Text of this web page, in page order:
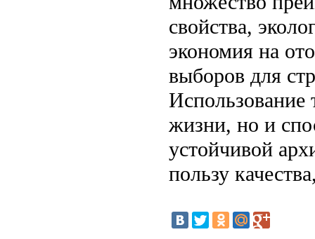
свойства,
экономия на
выборов для
Использование
жизни, но и
устойчивой
пользу